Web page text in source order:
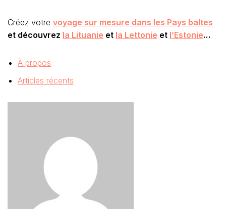
Créez votre voyage sur mesure dans les Pays baltes
et découvrez la Lituanie et la Lettonie et l’Estonie…
À propos
Articles récents